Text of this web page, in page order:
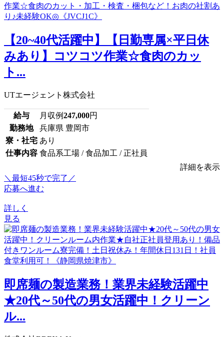
【20~40代活躍中】【日勤専属×平日休
みあり】コツコツ作業☆食肉のカッ
ト...
UTエージェント株式会社
給与 月収例247,000円
勤務地
兵庫県 豊岡市
寮・社宅 あり
仕事内容 食品系工場 / 食品加工 / 正社員
詳細を表示
＼最短45秒で完了／
応募へ進む
詳しく
見る
即席麺の製造業務！業界未経験活躍中
★20代～50代の男女活躍中！クリーン
ル...